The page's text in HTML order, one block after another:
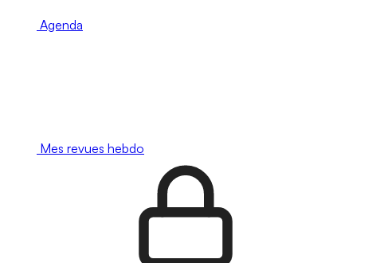
Agenda
Mes revues hebdo